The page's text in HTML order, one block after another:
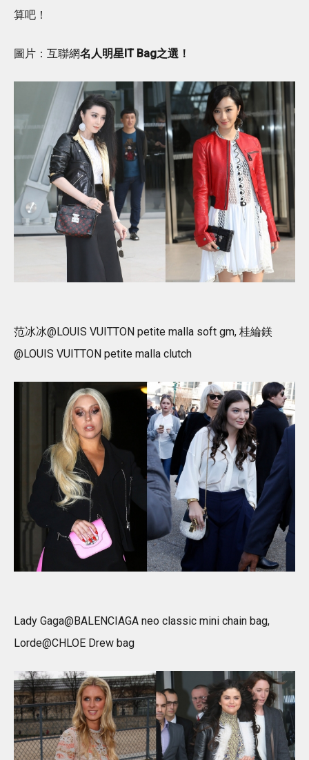
算吧！
圖片：互聯網名人明星IT Bag之選！
范冰冰@LOUIS VUITTON petite malla soft gm, 桂綸鎂
@LOUIS VUITTON petite malla clutch
Lady Gaga@BALENCIAGA neo classic mini chain bag,
Lorde@CHLOE Drew bag